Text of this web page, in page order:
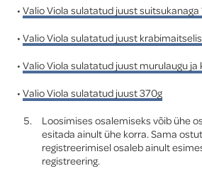
• Valio Viola sulatatud juust suitsukanaga
• Valio Viola sulatatud juust
• Valio Viola sulatatud juust murulaugu ja
• Valio Viola sulatatud juust 370g
Loosimises osalemiseks võib ühe
esitada ainult ühe korra. Sama
registreerimisel osaleb ainult
registreering.